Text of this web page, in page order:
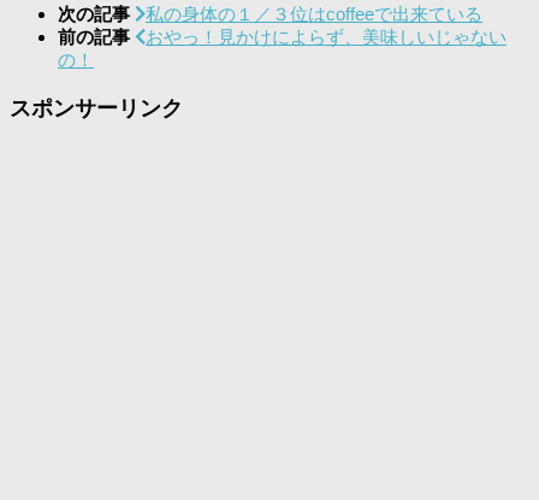
次の記事
私の身体の１／３位はcoffeeで出来ている
前の記事
おやっ！見かけによらず、美味しいじゃない
の！
スポンサーリンク